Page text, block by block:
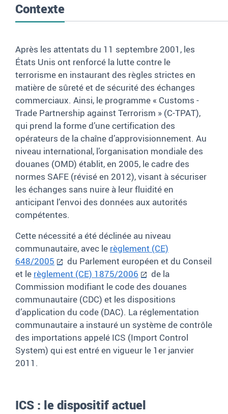
Contexte
Après les attentats du 11 septembre 2001, les
États Unis ont renforcé la lutte contre le
terrorisme en instaurant des règles strictes en
matière de sûreté et de sécurité des échanges
commerciaux. Ainsi, le programme « Customs -
Trade Partnership against Terrorism » (C-TPAT),
qui prend la forme d’une certification des
opérateurs de la chaîne d’approvisionnement. Au
niveau international, l’organisation mondiale des
douanes (OMD) établit, en 2005, le cadre des
normes SAFE (révisé en 2012), visant à sécuriser
les échanges sans nuire à leur fluidité en
anticipant l’envoi des données aux autorités
compétentes.
Cette nécessité a été déclinée au niveau
communautaire, avec le règlement (CE)
648/2005
du Parlement européen et du Conseil
et le règlement (CE) 1875/2006
de la
Commission modifiant le code des douanes
communautaire (CDC) et les dispositions
d’application du code (DAC). La réglementation
communautaire a instauré un système de contrôle
des importations appelé ICS (Import Control
System) qui est entré en vigueur le 1er janvier
2011.
ICS : le dispositif actuel